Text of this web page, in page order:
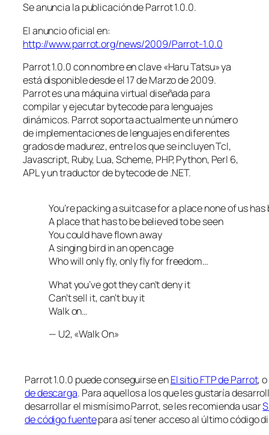
Se anuncia la publicación de Parrot 1.0.0.
El anuncio oficial en:
http://www.parrot.org/news/2009/Parrot-1.0.0
Parrot 1.0.0 con nombre en clave «Haru Tatsu» ya
está disponible desde el 17 de Marzo de 2009.
Parrot es una máquina virtual diseñada para
compilar y ejecutar bytecode para lenguajes
dinámicos. Parrot soporta actualmente un número
de implementaciones de lenguajes en diferentes
grados de madurez, entre los que se incluyen Tcl,
Javascript, Ruby, Lua, Scheme, PHP, Python, Perl 6,
APL y un traductor de bytecode de .NET.
You’re packing a suitcase for a place none of us has
A place that has to be believed to be seen
You could have flown away
A singing bird in an open cage
Who will only fly, only fly for freedom…
What you’ve got they can’t deny it
Can’t sell it, can’t buy it
Walk on…
— U2, «Walk On»
Parrot 1.0.0 puede conseguirse enEl sitio FTP de Parrot, o
de descarga. Para aquellos a los que les gustaría
desarrollar el mismísimo Parrot, se les recomienda usar
de código fuentepara así tener acceso al último código